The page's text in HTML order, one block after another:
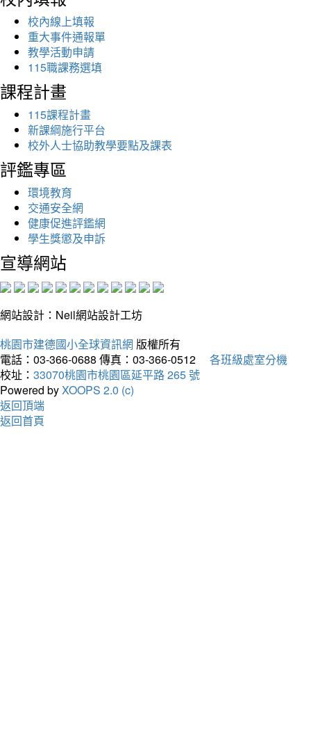
校內線上填報
重大事件通報單
教學活動申請
115職課務選填
課程計畫
115課程計畫
新課綱施行平台
校外人士協助教學要點及課表
評鑑專區
環境教育
交通安全網
健康促進評鑑網
學生獎懲及申訴
宣導網站
網站設計：Neil網站設計工坊
桃園市建德國小全球資訊網 版權所有
電話：03-366-0688 傳真：03-366-0512
各班級處室分機
校址： 33070桃園市桃園區延平路 265 號
Powered byXOOPS 2.0 (c)
返回頂端
返回首頁